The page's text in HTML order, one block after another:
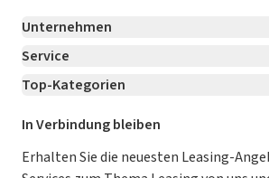
Unternehmen
Über LeasingMarkt.de
Karriere Jetzt bewerben!
Für Händler
Kooperation mit AutoScout24
Service
Kontakt
Ratgeber
Magazin
Top-Kategorien
Leasing Deals
Gebrauchtwagen Leasing
In Verbindung bleiben
Erhalten Sie die neuesten Leasing-